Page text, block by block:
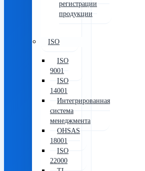
регистрации
продукции
ISO
ISO
9001
ISO
14001
Интегрированная
система
менеджмента
OHSAS
18001
ISO
22000